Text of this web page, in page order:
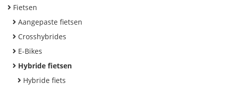
Fietsen
Aangepaste fietsen
Crosshybrides
E-Bikes
Hybride fietsen
Hybride fiets